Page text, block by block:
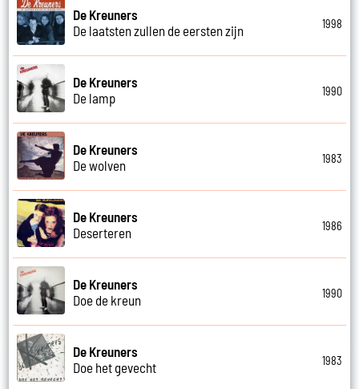
De Kreuners
De laatsten zullen de eersten zijn
1998
De Kreuners
De lamp
1990
De Kreuners
De wolven
1983
De Kreuners
Deserteren
1986
De Kreuners
Doe de kreun
1990
De Kreuners
Doe het gevecht
1983